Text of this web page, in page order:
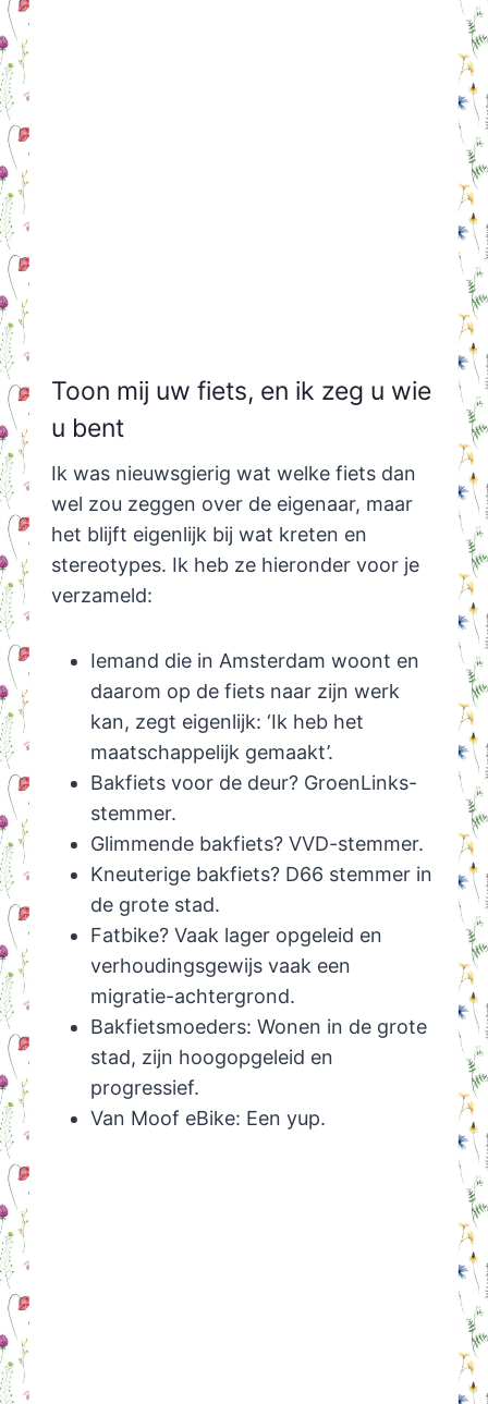
Toon mij uw fiets, en ik zeg u wie
u bent
Ik was nieuwsgierig wat welke fiets dan
wel zou zeggen over de eigenaar, maar
het blijft eigenlijk bij wat kreten en
stereotypes. Ik heb ze hieronder voor je
verzameld:
Iemand die in Amsterdam woont en
daarom op de fiets naar zijn werk
kan, zegt eigenlijk: ‘Ik heb het
maatschappelijk gemaakt’.
Bakfiets voor de deur? GroenLinks-
stemmer.
Glimmende bakfiets? VVD-stemmer.
Kneuterige bakfiets? D66 stemmer in
de grote stad.
Fatbike? Vaak lager opgeleid en
verhoudingsgewijs vaak een
migratie-achtergrond.
Bakfietsmoeders: Wonen in de grote
stad, zijn hoogopgeleid en
progressief.
Van Moof eBike: Een yup.